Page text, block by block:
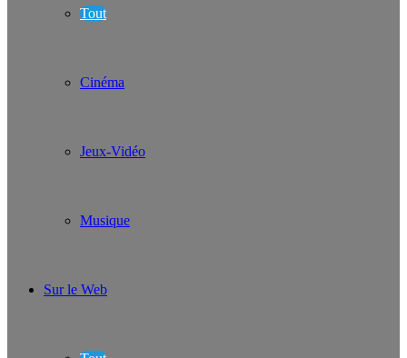
Tout
Cinéma
Jeux-Vidéo
Musique
Sur le Web